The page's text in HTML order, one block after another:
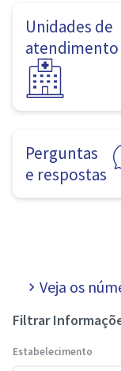
Unidades de
atendimento
Perguntas
e respostas
navigate_next Veja os
Filtrar
Estabelecimento